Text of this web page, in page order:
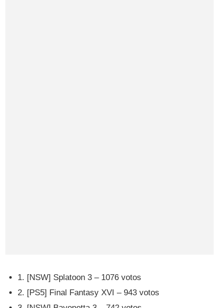
1. [NSW] Splatoon 3 – 1076 votos
2. [PS5] Final Fantasy XVI – 943 votos